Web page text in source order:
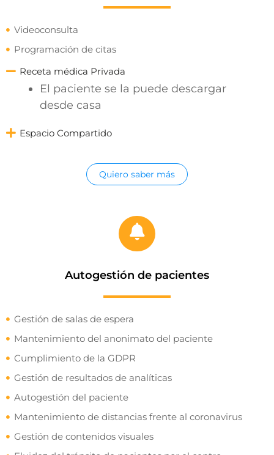
Videoconsulta
Programación de citas
Receta médica Privada
El paciente se la puede descargar
desde casa
Espacio Compartido
Quiero saber más
Autogestión de pacientes
Gestión de salas de espera
Mantenimiento del anonimato del paciente
Cumplimiento de la GDPR
Gestión de resultados de analíticas
Autogestión del paciente
Mantenimiento de distancias frente al coronavirus
Gestión de contenidos visuales